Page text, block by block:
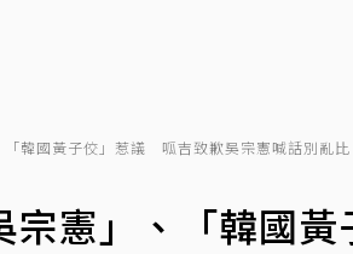
「韓國黃子佼」惹議 呱吉致歉吳宗憲喊話別亂比
宗憲」、「韓國